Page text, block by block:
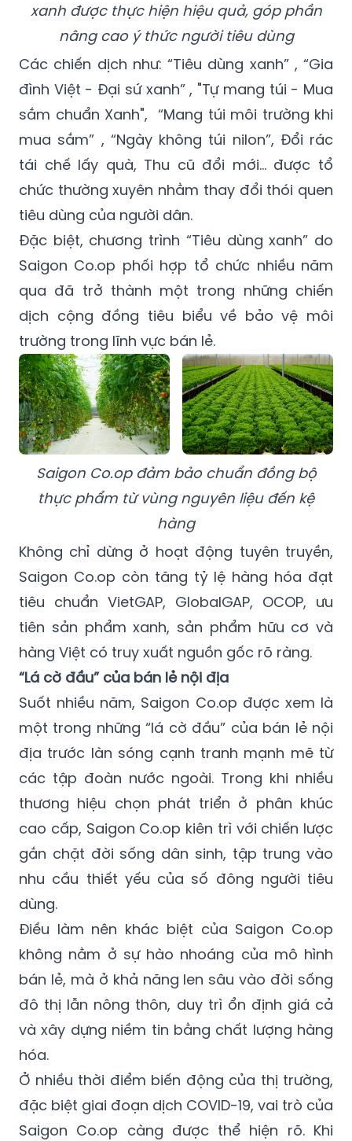
xanh được thực hiện hiệu quả, góp phần
nâng cao ý thức người tiêu dùng
Các chiến dịch như: “Tiêu dùng xanh” , “Gia
đình Việt - Đại sứ xanh” , "Tự mang túi - Mua
sắm chuẩn Xanh", “Mang túi môi trường khi
mua sắm” , “Ngày không túi nilon”, Đổi rác
tái chế lấy quà, Thu cũ đổi mới… được tổ
chức thường xuyên nhằm thay đổi thói quen
tiêu dùng của người dân.
Đặc biệt, chương trình “Tiêu dùng xanh” do
Saigon Co.op phối hợp tổ chức nhiều năm
qua đã trở thành một trong những chiến
dịch cộng đồng tiêu biểu về bảo vệ môi
trường trong lĩnh vực bán lẻ.
Saigon Co.op đảm bảo chuẩn đồng bộ
thực phẩm từ vùng nguyên liệu đến kệ
hàng
Không chỉ dừng ở hoạt động tuyên truyền,
Saigon Co.op còn tăng tỷ lệ hàng hóa đạt
tiêu chuẩn VietGAP, GlobalGAP, OCOP, ưu
tiên sản phẩm xanh, sản phẩm hữu cơ và
hàng Việt có truy xuất nguồn gốc rõ ràng.
“Lá cờ đầu” của bán lẻ nội địa
Suốt nhiều năm, Saigon Co.op được xem là
một trong những “lá cờ đầu” của bán lẻ nội
địa trước làn sóng cạnh tranh mạnh mẽ từ
các tập đoàn nước ngoài. Trong khi nhiều
thương hiệu chọn phát triển ở phân khúc
cao cấp, Saigon Co.op kiên trì với chiến lược
gắn chặt đời sống dân sinh, tập trung vào
nhu cầu thiết yếu của số đông người tiêu
dùng.
Điều làm nên khác biệt của Saigon Co.op
không nằm ở sự hào nhoáng của mô hình
bán lẻ, mà ở khả năng len sâu vào đời sống
đô thị lẫn nông thôn, duy trì ổn định giá cả
và xây dựng niềm tin bằng chất lượng hàng
hóa.
Ở nhiều thời điểm biến động của thị trường,
đặc biệt giai đoạn dịch COVID-19, vai trò của
Saigon Co.op càng được thể hiện rõ. Khi